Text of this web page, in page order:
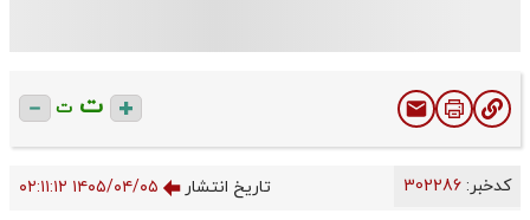
ت ت
کدخبر: تاریخ انتشار ۱۴۰۵/۰۴/۰۵ ۰۲:۱۱:۱۲